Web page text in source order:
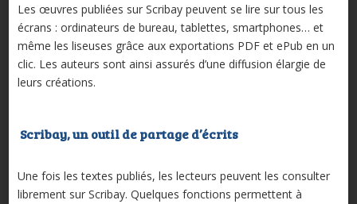
Les œuvres publiées sur Scribay peuvent se lire sur tous les
écrans : ordinateurs de bureau, tablettes, smartphones… et
même les liseuses grâce aux exportations PDF et ePub en un
clic. Les auteurs sont ainsi assurés d’une diffusion élargie de
leurs créations.
Scribay, un outil de partage d’écrits
Une fois les textes publiés, les lecteurs peuvent les consulter
librement sur Scribay. Quelques fonctions permettent à